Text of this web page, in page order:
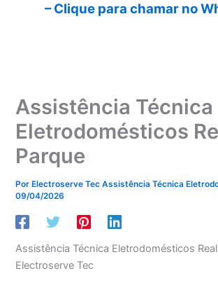
– Clique para chamar no
Assistência Técnica
Eletrodomésticos
Parque
Por Electroserve Tec Assistência Técnica
09/04/2026
Assistência Técnica Eletrodomésticos
Electroserve Tec